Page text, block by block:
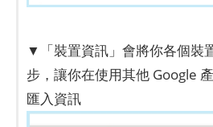
▼「裝置資訊」會將你各個裝
步，讓你在使用其他 Google
匯入資訊